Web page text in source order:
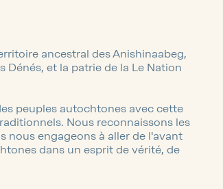
ancestral des Anishinaabeg,
Dénés, et la patrie de la Le Nation
peuples autochtones avec cette
Nous reconnaissons les
nous engageons à aller de l'avant
dans un esprit de vérité, de